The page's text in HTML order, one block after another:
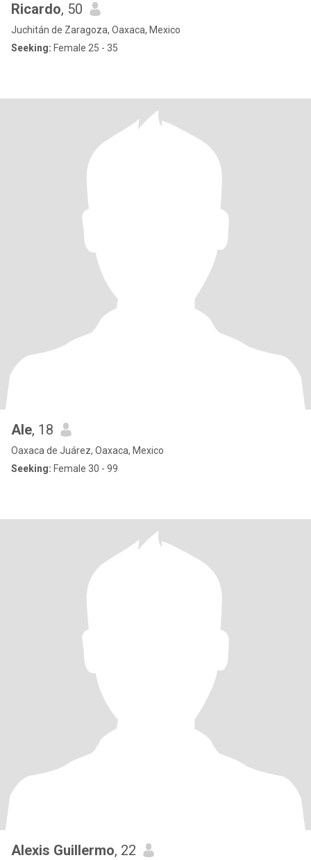
Ricardo, 50
Juchitán de Zaragoza, Oaxaca, Mexico
Seeking: Female 25 - 35
Ale, 18
Oaxaca de Juárez, Oaxaca, Mexico
Seeking: Female 30 - 99
Alexis Guillermo, 22